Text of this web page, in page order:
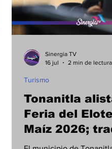
Tonanitla
Feria del
Maíz 2026;
gastronomía
Turismo
Sinergia TV
16 jul
2 min de lectura